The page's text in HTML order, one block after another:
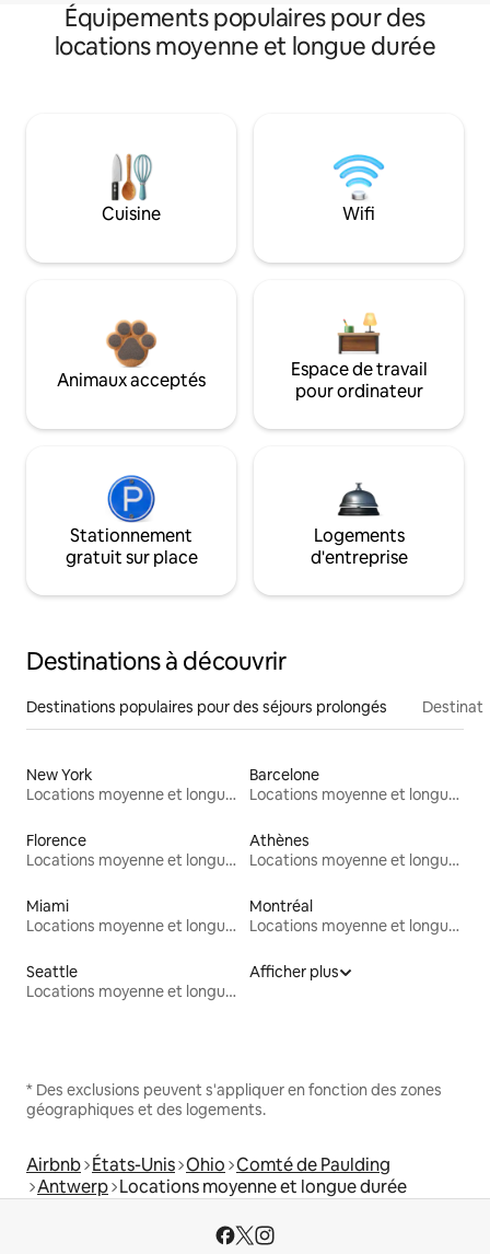
Équipements populaires pour des
locations moyenne et longue durée
Cuisine Wifi
Animaux acceptés
Espace de travail
pour ordinateur
Stationnement
gratuit sur place
Logements
d'entreprise
Destinations à découvrir
Destinations populaires pour des séjours prolongés
New York
Locations moyenne et longue durée
Barcelone
Locations moyenne et longue durée
Florence
Locations moyenne et longue durée
Athènes
Locations moyenne et longue durée
Miami
Locations moyenne et longue durée
Montréal
Locations moyenne et longue durée
Seattle
Locations moyenne et longue durée
Afficher plus
* Des exclusions peuvent s'appliquer en fonction des zones
géographiques et des logements.
Airbnb États-Unis Ohio Comté de Paulding
Antwerp Locations moyenne et longue durée